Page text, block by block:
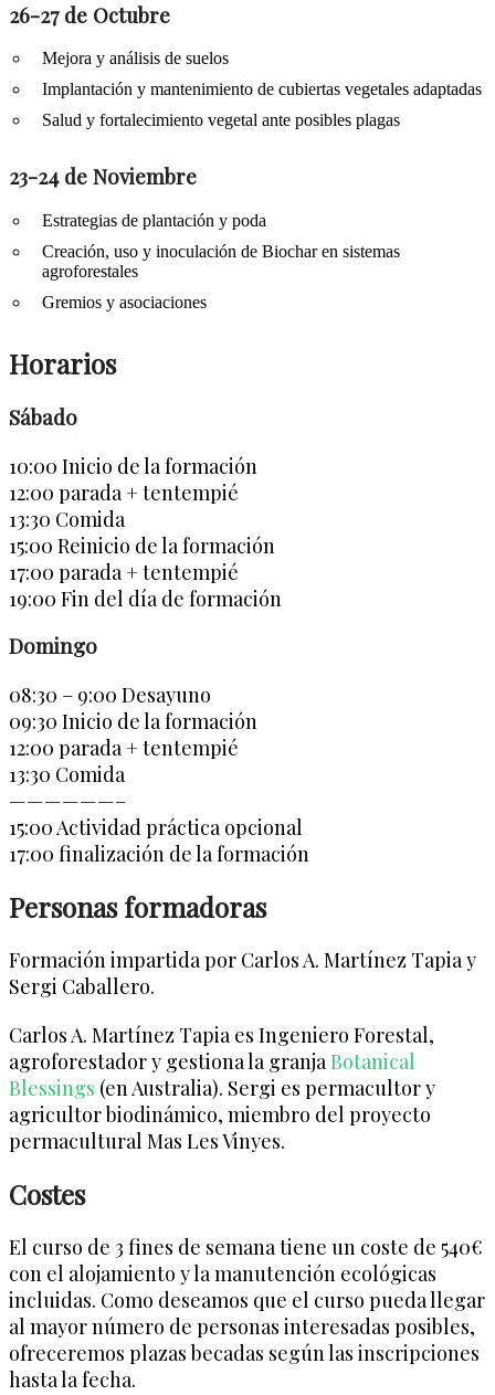
26-27 de Octubre
Mejora y análisis de suelos
Implantación y mantenimiento de cubiertas vegetales adaptadas
Salud y fortalecimiento vegetal ante posibles plagas
23-24 de Noviembre
Estrategias de plantación y poda
Creación, uso y inoculación de Biochar en sistemas
agroforestales
Gremios y asociaciones
Horarios
Sábado
10:00 Inicio de la formación
12:00 parada + tentempié
13:30 Comida
15:00 Reinicio de la formación
17:00 parada + tentempié
19:00 Fin del día de formación
Domingo
08:30 – 9:00 Desayuno
09:30 Inicio de la formación
12:00 parada + tentempié
13:30 Comida
——————–
15:00 Actividad práctica opcional
17:00 finalización de la formación
Personas formadoras
Formación impartida por Carlos A. Martínez Tapia y
Sergi Caballero.
Carlos A. Martínez Tapia es Ingeniero Forestal,
agroforestador y gestiona la granjaBotanical
Blessings (en Australia). Sergi es permacultor y
agricultor biodinámico, miembro del proyecto
permacultural Mas Les Vinyes.
Costes
El curso de 3 fines de semana tiene un coste de 540€
con el alojamiento y la manutención ecológicas
incluidas. Como deseamos que el curso pueda llegar
al mayor número de personas interesadas posibles,
ofreceremos plazas becadas según las inscripciones
hasta la fecha.